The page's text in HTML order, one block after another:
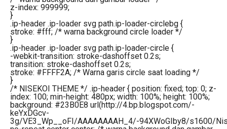
z-index: 999999;
}
.ip-header .ip-loader svg path.ip-loader-circlebg {
stroke: #fff; /* warna background circle loader */
}
.ip-header .ip-loader svg path.ip-loader-circle {
-webkit-transition: stroke-dashoffset 0.2s;
transition: stroke-dashoffset 0.2s;
stroke: #FFFF2A; /* Warna garis circle saat loading */
}
/* NISEKOI THEME */ .ip-header { position: fixed; top: 0; z-
index: 100; min-height: 480px; width: 100%; height: 100%;
background: #23B0E8 url(http://4.bp.blogspot.com/-
keYxDGcv-
3g/VE3_Wp__oFI/AAAAAAAAH_4/-94XWoGIby8/s1600/